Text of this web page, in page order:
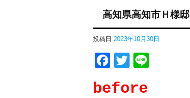
高知県高知市Ｈ様邸
投稿日 2023年10月30日
Facebook
Twitter
before